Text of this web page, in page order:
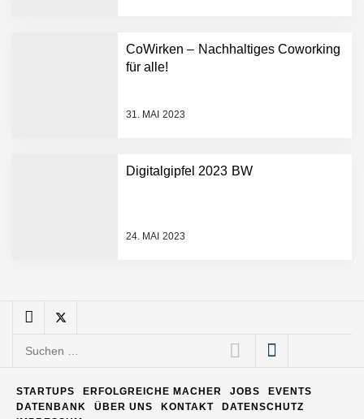
CoWirken – Nachhaltiges Coworking
für alle!
31. MAI 2023
Digitalgipfel 2023 BW
24. MAI 2023
Entwicklungsprozesse
Pyck im Employer Portrait
Software – flexibel, offen,
ELOPRINT im Employer
Portrait
Suchen
STARTUPS ERFOLGREICHE MACHER JOBS
EVENTS
DATENBANK
ÜBER UNS KONTAKT
DATENSCHUTZ